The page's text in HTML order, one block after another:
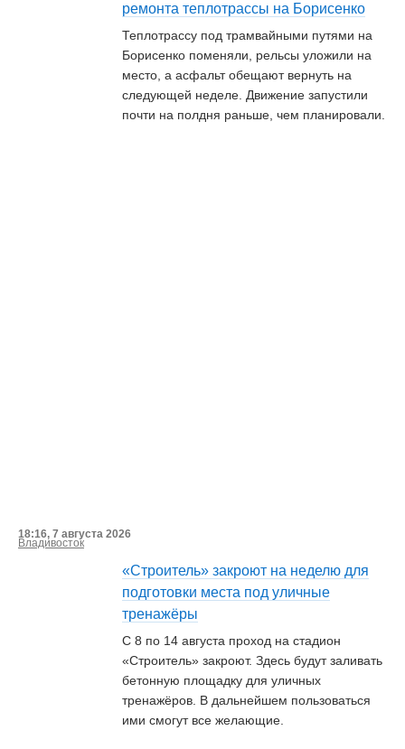
ремонта теплотрассы на Борисенко
Теплотрассу под трамвайными путями на
Борисенко поменяли, рельсы уложили на
место, а асфальт обещают вернуть на
следующей неделе. Движение запустили
почти на полдня раньше, чем планировали.
18:16, 7 августа 2026
Владивосток
«Строитель» закроют на неделю для
подготовки места под уличные
тренажёры
С 8 по 14 августа проход на стадион
«Строитель» закроют. Здесь будут заливать
бетонную площадку для уличных
тренажёров. В дальнейшем пользоваться
ими смогут все желающие.